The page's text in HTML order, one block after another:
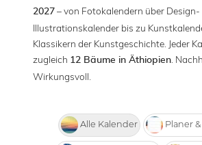
2027 – von Fotokalendern über Design-
Illustrationskalender bis zu
Klassikern der Kunstgeschichte. Jeder
zugleich 12 Bäume in Äthiopien .
Wirkungsvoll.
Alle Kalender Planer